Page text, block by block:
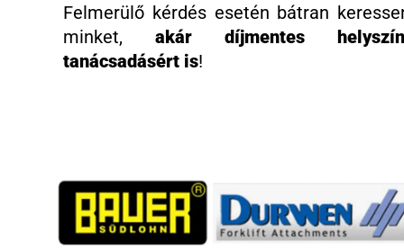
Felmerülő kérdés esetén bátran
minket, akár díjmentes
tanácsadásért is!